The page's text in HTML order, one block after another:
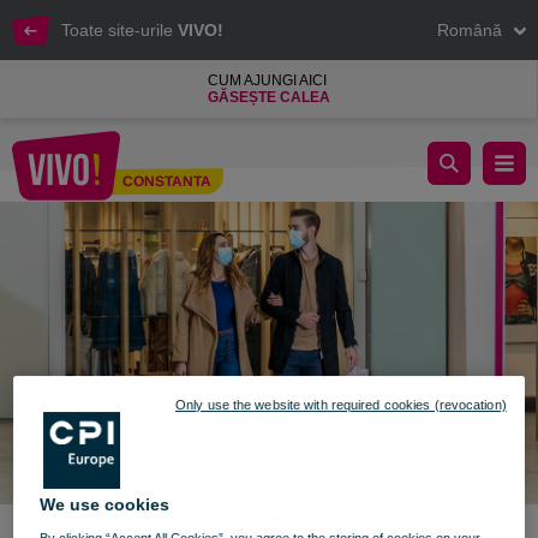
Toate site-urile VIVO! Română
CUM AJUNGI AICI
GĂSEȘTE CALEA
Constanta
CONSTANTA
Informații noi - 9 decembrie 2021
We use cookies
Only use the website with required cookies (revocation)